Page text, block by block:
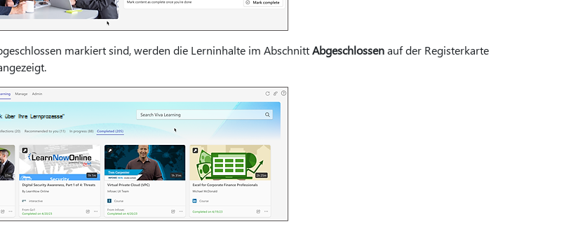
markiert sind, werden die Lerninhalte im AbschnittAbgeschlossenauf der Registerkarte